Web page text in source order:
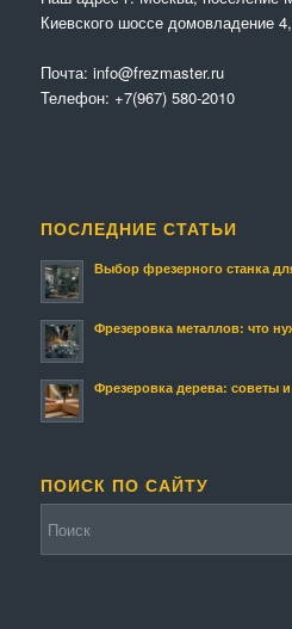
Киевского шоссе домовладение
Почта: info@frezmaster.ru
Телефон: +7(967) 580-2010
ПОСЛЕДНИЕ СТАТЬИ
Выбор фрезерного станка
Фрезеровка металлов: что
Фрезеровка дерева: советы
ПОИСК ПО САЙТУ